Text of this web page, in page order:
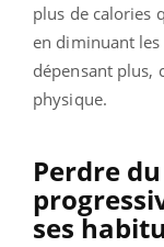
plus de calories
en diminuant
dépensant plus,
physique.
Perdre
ses